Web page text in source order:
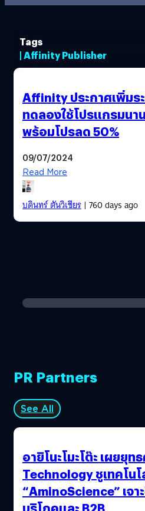
Tags
| Affinity Publisher
Affinity ประกาศเพิ่มระ
ทดลองใช้โปรแกรมนา
พร้อมโปรลด 50%
09/07/2024
Read More
บดินทร์ ตันวิเชียร| 760 days ago
PR Partners
See All
อายิโนะโมะโต๊ะ เผยยุท
Technology ชูเทคโน
“AminoScience” เจา